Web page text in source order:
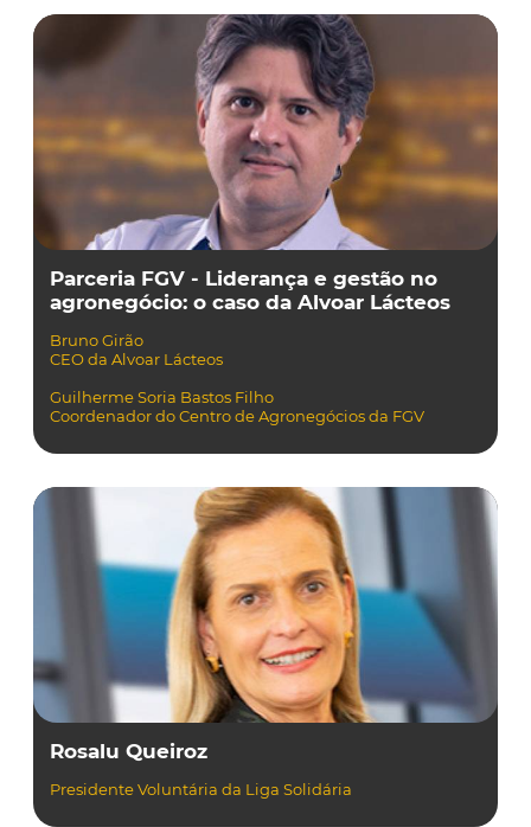
Parceria FGV - Liderança e gestão no
agronegócio: o caso da Alvoar Lácteos
Bruno Girão
CEO da Alvoar Lácteos
Guilherme Soria Bastos Filho
Coordenador do Centro de Agronegócios da FGV
Rosalu Queiroz
Presidente Voluntária da Liga Solidária